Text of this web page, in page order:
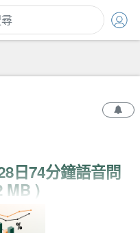
日74分鐘語音問
MB )